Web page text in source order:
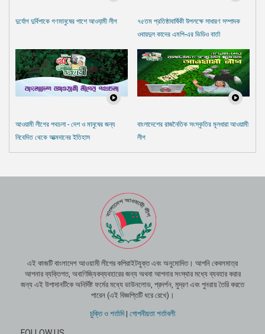
দুর্যোগ দুর্বিপাকে গণমানুষের পাশে আওযা়মী লীগ
৭৫তম প্রতিষ্ঠাবার্ষিকী উপলক্ষে সাধারণ সম্পাদক
ওবায়দুল কাদের এমপি-এর ভিডিও বার্তা
আওয়ামী লীগের পথচলা - দেশ ও মানুষের জন্য
নিবেদিত থেকে আত্মদানের ইতিহাস
বাংলাদেশের রাজনৈতিক সংস্কৃতির মূলধারা আওয়ামী
লীগ
এই কাজটি বাংলাদেশ আওয়ামী লীগের কপিরাইটযুক্ত এবং অনুমোদিত। আপনি কেবলমাত্র
আপনার ব্যক্তিগত, অবাণিজ্যিকব্যবহারের জন্য অথবা আপনার সংস্থার মধ্যে ব্যবহার করার
জন্য এই উপাদানটিকে অনির্দিষ্ট ফর্মের মধ্যে ডাউনলোড, প্রদর্শন, মুদ্রণ এবং পুনরায় তৈরি করতে
পারেন (এই বিজ্ঞপ্তিটি ধরে রেখে)।
চুক্তি ও শর্তাদি| গোপনীয়তা শর্তাবলী